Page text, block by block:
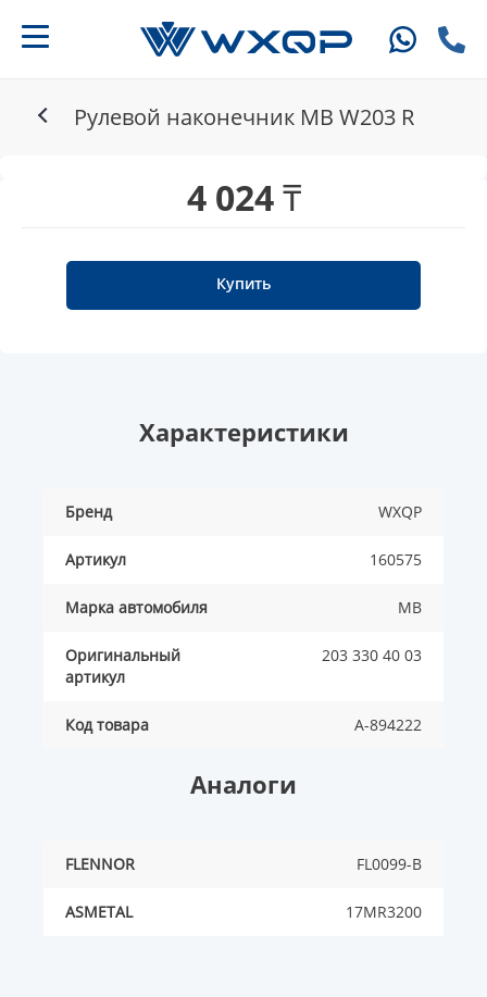
Рулевой наконечник MB W203 R
4 024 ₸
Купить
Характеристики
Бренд WXQP
Артикул 160575
Марка автомобиля MB
Оригинальный
артикул
203 330 40 03
Код товара A-894222
Аналоги
FLENNOR FL0099-B
ASMETAL 17MR3200